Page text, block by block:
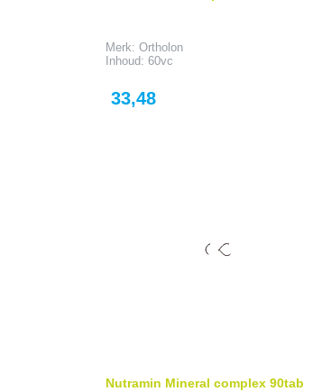
Merk: Ortholon
Inhoud: 60vc
Prijs
33,48
Nutramin Mineral complex 90tab